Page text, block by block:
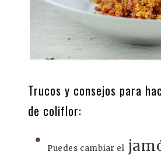
Trucos y consejos para
de coliflor:
Puedes cambiar el